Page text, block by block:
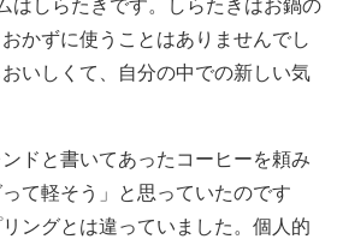
はしらたきです。しらたきはお鍋の
かずに使うことはありませんでし
いしくて、自分の中での新しい気
ドと書いてあったコーヒーを頼み
て軽そう」と思っていたのです
ングとは違っていました。個人的